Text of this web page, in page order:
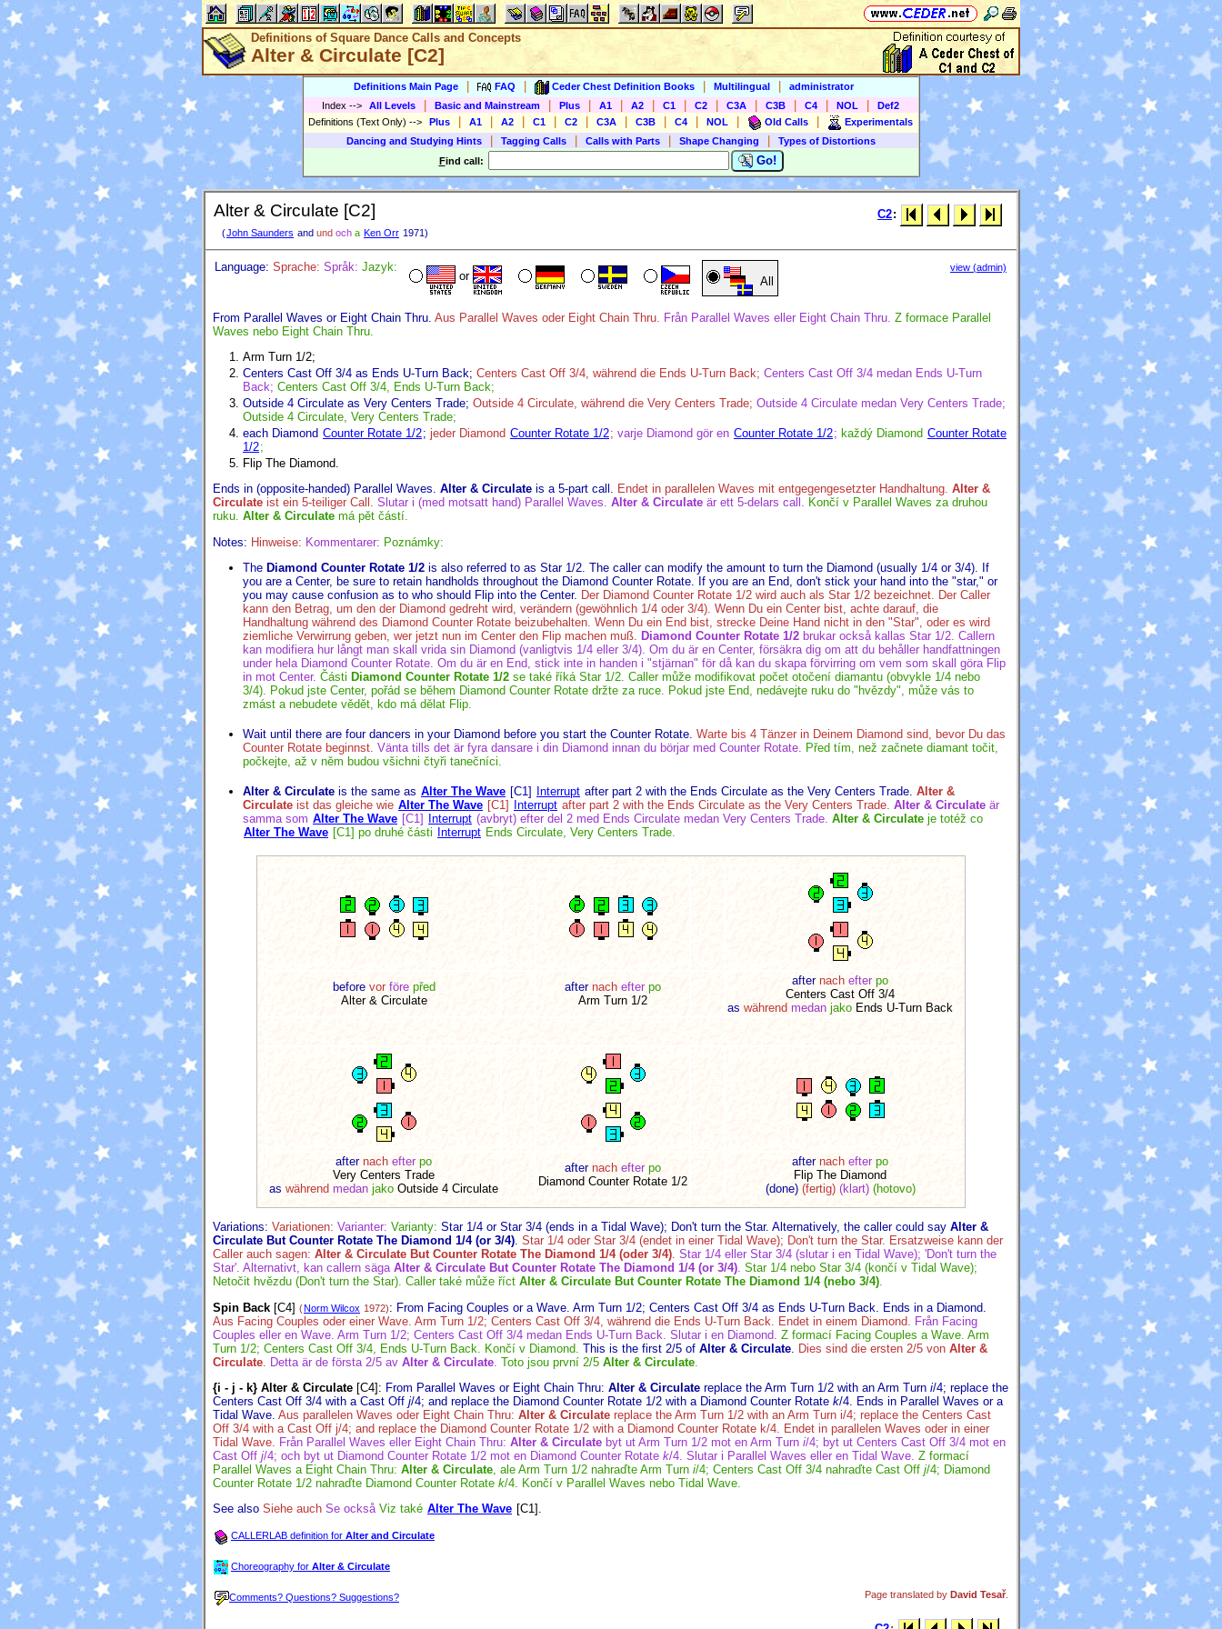
Definitions of Square Dance Calls and Concepts
Alter & Circulate [C2]
Definitions Main Page FAQ Ceder Chest Definition Books Multilingual
administrator
Index --> All Levels Basic and Mainstream Plus A1 A2 C1 C2 C3A C3B C4 NOL
Def2
Definitions (Text Only) --> Plus A1 A2 C1 C2 C3A C3B C4 NOL Old Calls
Experimentals
Dancing and Studying Hints
Tagging Calls Calls with Parts Shape Changing
Types of Distortions
Find call: Go!
Alter & Circulate [C2]
(John Saunders and und och a Ken Orr 1971)
C2:
Language: Sprache: Språk: Jazyk:
or All
view (admin)
From Parallel Waves or Eight Chain Thru. Aus Parallel Waves oder Eight Chain Thru. Från Parallel Waves eller Eight Chain Thru. Z formace Parallel
Waves nebo Eight Chain Thru.
Arm Turn 1/2;
Centers Cast Off 3/4 as Ends U-Turn Back; Centers Cast Off 3/4, während die Ends U-Turn Back; Centers Cast Off 3/4 medan Ends U-Turn
Back; Centers Cast Off 3/4, Ends U-Turn Back;
Outside 4 Circulate as Very Centers Trade; Outside 4 Circulate, während die Very Centers Trade; Outside 4 Circulate medan Very Centers Trade;
Outside 4 Circulate, Very Centers Trade;
each Diamond Counter Rotate 1/2; jeder Diamond Counter Rotate 1/2; varje Diamond gör en Counter Rotate 1/2; každý Diamond Counter Rotate
1/2;
Flip The Diamond.
Ends in (opposite-handed) Parallel Waves. Alter & Circulate is a 5-part call. Endet in parallelen Waves mit entgegengesetzter Handhaltung. Alter &
Circulate ist ein 5-teiliger Call. Slutar i (med motsatt hand) Parallel Waves. Alter & Circulate är ett 5-delars call. Končí v Parallel Waves za druhou
ruku. Alter & Circulate má pět částí.
Notes: Hinweise: Kommentarer: Poznámky:
The Diamond Counter Rotate 1/2 is also referred to as Star 1/2. The caller can modify the amount to turn the Diamond (usually 1/4 or 3/4). If
you are a Center, be sure to retain handholds throughout the Diamond Counter Rotate. If you are an End, don't stick your hand into the "star," or
you may cause confusion as to who should Flip into the Center. Der Diamond Counter Rotate 1/2 wird auch als Star 1/2 bezeichnet. Der Caller
kann den Betrag, um den der Diamond gedreht wird, verändern (gewöhnlich 1/4 oder 3/4). Wenn Du ein Center bist, achte darauf, die
Handhaltung während des Diamond Counter Rotate beizubehalten. Wenn Du ein End bist, strecke Deine Hand nicht in den "Star", oder es wird
ziemliche Verwirrung geben, wer jetzt nun im Center den Flip machen muß.
Diamond Counter Rotate 1/2 brukar också kallas Star 1/2. Callern
kan modifiera hur långt man skall vrida sin Diamond (vanligtvis 1/4 eller 3/4). Om du är en Center, försäkra dig om att du behåller handfattningen
under hela Diamond Counter Rotate. Om du är en End, stick inte in handen i "stjärnan" för då kan du skapa förvirring om vem som skall göra Flip
in mot Center. Části Diamond Counter Rotate 1/2 se také říká Star 1/2. Caller může modifikovat počet otočení diamantu (obvykle 1/4 nebo
3/4). Pokud jste Center, pořád se během Diamond Counter Rotate držte za ruce. Pokud jste End, nedávejte ruku do "hvězdy", může vás to
zmást a nebudete vědět, kdo má dělat Flip.
Wait until there are four dancers in your Diamond before you start the Counter Rotate. Warte bis 4 Tänzer in Deinem Diamond sind, bevor Du das
Counter Rotate beginnst. Vänta tills det är fyra dansare i din Diamond innan du börjar med Counter Rotate.
Před tím, než začnete diamant točit,
počkejte, až v něm budou všichni čtyři tanečníci.
Alter & Circulate is the same as Alter The Wave [C1] Interrupt after part 2 with the Ends Circulate as the Very Centers Trade. Alter &
Circulate ist das gleiche wie Alter The Wave [C1] Interrupt after part 2 with the Ends Circulate as the Very Centers Trade. Alter & Circulate är
samma som Alter The Wave [C1] Interrupt (avbryt) efter del 2 med Ends Circulate medan Very Centers Trade. Alter & Circulate je totéž co
Alter The Wave [C1] po druhé části Interrupt Ends Circulate, Very Centers Trade.
before vor före před
Alter & Circulate
after nach efter po
Arm Turn 1/2
after nach efter po
Centers Cast Off 3/4
as während medan jako Ends U-Turn Back
after nach efter po
Very Centers Trade
as während medan jako Outside 4 Circulate
after nach efter po
Diamond Counter Rotate 1/2
after nach efter po
Flip The Diamond
(done) (fertig) (klart) (hotovo)
Variations: Variationen: Varianter: Varianty: Star 1/4 or Star 3/4 (ends in a Tidal Wave); Don't turn the Star. Alternatively, the caller could say Alter &
Circulate But Counter Rotate The Diamond 1/4 (or 3/4). Star 1/4 oder Star 3/4 (endet in einer Tidal Wave); Don't turn the Star. Ersatzweise kann der
Caller auch sagen: Alter & Circulate But Counter Rotate The Diamond 1/4 (oder 3/4). Star 1/4 eller Star 3/4 (slutar i en Tidal Wave); 'Don't turn the
Star'. Alternativt, kan callern säga Alter & Circulate But Counter Rotate The Diamond 1/4 (or 3/4). Star 1/4 nebo Star 3/4 (končí v Tidal Wave);
Netočit hvězdu (Don't turn the Star). Caller také může říct Alter & Circulate But Counter Rotate The Diamond 1/4 (nebo 3/4).
Spin Back [C4] (Norm Wilcox 1972): From Facing Couples or a Wave. Arm Turn 1/2; Centers Cast Off 3/4 as Ends U-Turn Back. Ends in a Diamond.
Aus Facing Couples oder einer Wave. Arm Turn 1/2; Centers Cast Off 3/4, während die Ends U-Turn Back. Endet in einem Diamond. Från Facing
Couples eller en Wave. Arm Turn 1/2; Centers Cast Off 3/4 medan Ends U-Turn Back. Slutar i en Diamond. Z formací Facing Couples a Wave. Arm
Turn 1/2; Centers Cast Off 3/4, Ends U-Turn Back. Končí v Diamond. This is the first 2/5 of Alter & Circulate Dies sind die ersten 2/5 von Alter &
Circulate Detta är de första 2/5 av Alter & Circulate Toto jsou první 2/5 Alter & Circulate
{i - j - k} Alter & Circulate [C4] : From Parallel Waves or Eight Chain Thru: Alter & Circulate replace the Arm Turn 1/2 with an Arm Turn i/4; replace the
Centers Cast Off 3/4 with a Cast Off j/4; and replace the Diamond Counter Rotate 1/2 with a Diamond Counter Rotate k/4. Ends in Parallel Waves or a
Tidal Wave. Aus parallelen Waves oder Eight Chain Thru: Alter & Circulate replace the Arm Turn 1/2 with an Arm Turn i/4; replace the Centers Cast
Off 3/4 with a Cast Off j/4; and replace the Diamond Counter Rotate 1/2 with a Diamond Counter Rotate k/4. Endet in parallelen Waves oder in einer
Tidal Wave.
Från Parallel Waves eller Eight Chain Thru: Alter & Circulate byt ut Arm Turn 1/2 mot en Arm Turn i/4; byt ut Centers Cast Off 3/4 mot en
Cast Off j/4; och byt ut Diamond Counter Rotate 1/2 mot en Diamond Counter Rotate k/4. Slutar i Parallel Waves eller en Tidal Wave. Z formací
Parallel Waves a Eight Chain Thru: Alter & Circulate , ale Arm Turn 1/2 nahraďte Arm Turn i/4; Centers Cast Off 3/4 nahraďte Cast Off j/4; Diamond
Counter Rotate 1/2 nahraďte Diamond Counter Rotate k/4. Končí v Parallel Waves nebo Tidal Wave.
See also Siehe auch Se också Viz také Alter The Wave [C1].
CALLERLAB definition for Alter and Circulate
Choreography for Alter & Circulate
Comments? Questions? Suggestions? Page translated by David Tesař